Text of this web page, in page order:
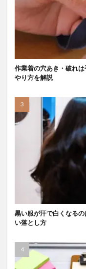
作業着の穴あき・破れ
やり方を解説
黒い服が汗で白くなる
い落とし方